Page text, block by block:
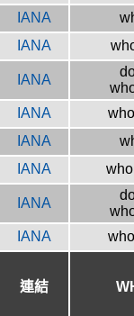
IANA
IANA
IANA
IANA
IANA
IANA
IANA
IANA
連結